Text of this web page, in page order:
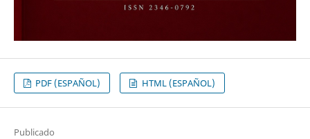
PDF (ESPAÑOL) HTML (ESPAÑOL)
Publicado